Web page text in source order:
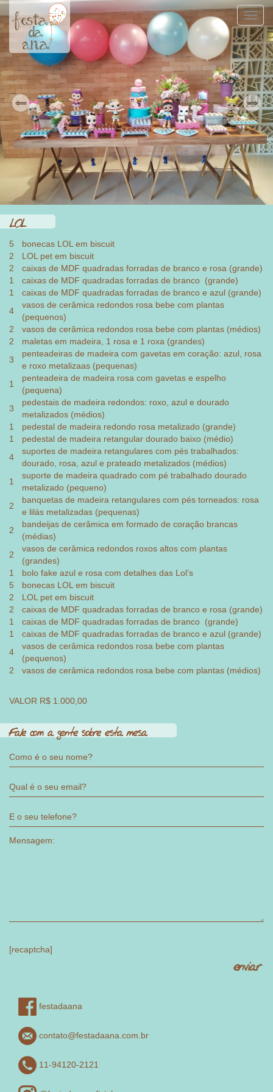
Previous
LOL
5
bonecas LOL em biscuit
2
LOL pet em biscuit
2
caixas de MDF quadradas forradas de branco e rosa (grande)
1
caixas de MDF quadradas forradas de branco (grande)
1
caixas de MDF quadradas forradas de branco e azul (grande)
4
vasos de cerâmica redondos rosa bebe com plantas
(pequenos)
2
vasos de cerâmica redondos rosa bebe com plantas (médios)
2
maletas em madeira, 1 rosa e 1 roxa (grandes)
3
penteadeiras de madeira com gavetas em coração: azul, rosa
e roxo metalizaas (pequenas)
1
penteadeira de madeira rosa com gavetas e espelho
(pequena)
3
pedestais de madeira redondos: roxo, azul e dourado
metalizados (médios)
1
pedestal de madeira redondo rosa metalizado (grande)
1
pedestal de madeira retangular dourado baixo (médio)
4
suportes de madeira retangulares com pés trabalhados:
dourado, rosa, azul e prateado metalizados (médios)
1
suporte de madeira quadrado com pé trabalhado dourado
metalizado (pequeno)
2
banquetas de madeira retangulares com pés torneados: rosa
e lilás metalizadas (pequenas)
2
bandeijas de cerâmica em formado de coração brancas
(médias)
2
vasos de cerâmica redondos roxos altos com plantas
(grandes)
1
bolo fake azul e rosa com detalhes das Lol’s
5
bonecas LOL em biscuit
2
LOL pet em biscuit
2
caixas de MDF quadradas forradas de branco e rosa (grande)
1
caixas de MDF quadradas forradas de branco (grande)
1
caixas de MDF quadradas forradas de branco e azul (grande)
4
vasos de cerâmica redondos rosa bebe com plantas
(pequenos)
2
vasos de cerâmica redondos rosa bebe com plantas (médios)
VALOR R$ 1.000,00
Fale com a gente sobre esta mesa
[recaptcha]
festadaana
contato@festadaana.com.br
11-94120-2121